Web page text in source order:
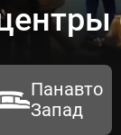
Панавто
Запад